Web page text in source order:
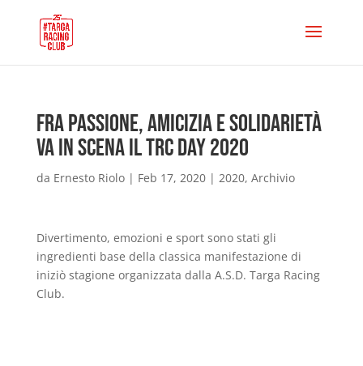
Fra passione, amicizia e solidarietà
va in scena il TRC Day 2020
da Ernesto Riolo| Feb 17, 2020| 2020, Archivio
Divertimento, emozioni e sport sono stati gli
ingredienti base della classica manifestazione di
iniziò stagione organizzata dalla A.S.D. Targa Racing
Club.